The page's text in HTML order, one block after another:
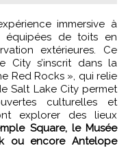
immersive à
équipées de toits en
extérieures. Ce
City s’inscrit dans la
Red Rocks », qui relie
Salt Lake City permet
culturelles et
explorer des lieux
Square, le Musée
ou encore Antelope